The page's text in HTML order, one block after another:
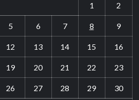
1 2
5 6 7 8 9
12 13 14 15 16
19 20 21 22 23
26 27 28 29 30